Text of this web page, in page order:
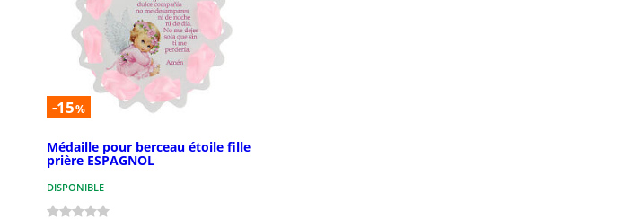
-15%
Médaille pour berceau étoile fille
prière ESPAGNOL
DISPONIBLE